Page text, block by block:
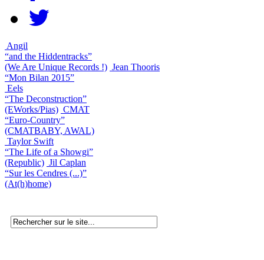
Angil
“and the Hiddentracks”
(We Are Unique Records !) Jean Thooris
“Mon Bilan 2015”
Eels
“The Deconstruction”
(EWorks/Pias) CMAT
“Euro-Country”
(CMATBABY, AWAL)
Taylor Swift
“The Life of a Showgi”
(Republic) Jil Caplan
“Sur les Cendres (...)”
(At(h)home)